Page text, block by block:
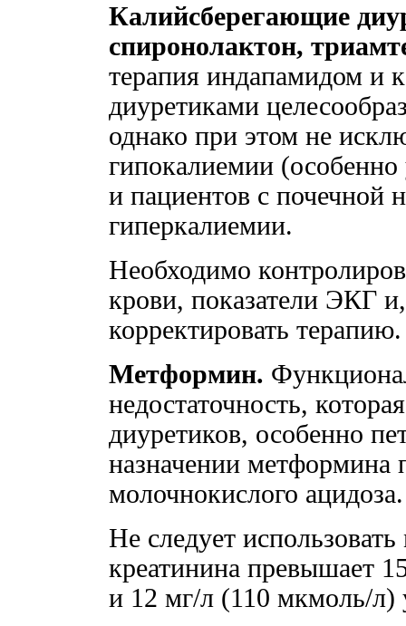
Калийсберегающие
спиронолактон,
терапия индапамидом и
диуретиками
однако при этом не
гипокалиемии
и пациентов с почечной
гиперкалиемии.
Необходимо
крови, показатели ЭКГ
корректировать терапию.
Метформин.
недостаточность,
диуретиков, особенно
назначении метформина
молочнокислого ацидоза.
Не следует
креатинина превышает
и 12 мг/л (110 мкмоль/